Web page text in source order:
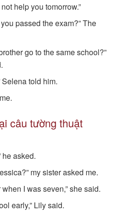
help you tomorrow.”
passed the exam?” The
go to the same school?”
Selena told him.
câu tường thuật
he asked.
my sister asked me.
I was seven,” she said.
early,” Lily said.